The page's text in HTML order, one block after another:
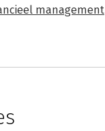
management